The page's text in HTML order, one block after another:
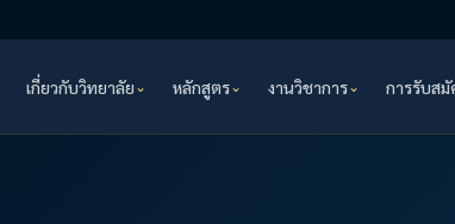
เกี่ยวกับวิทยาลัย หลักสูตร งานวิชาการ การรับสมั